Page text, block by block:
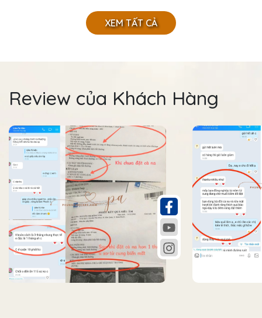
XEM TẤT CẢ
Review của Khách Hàng